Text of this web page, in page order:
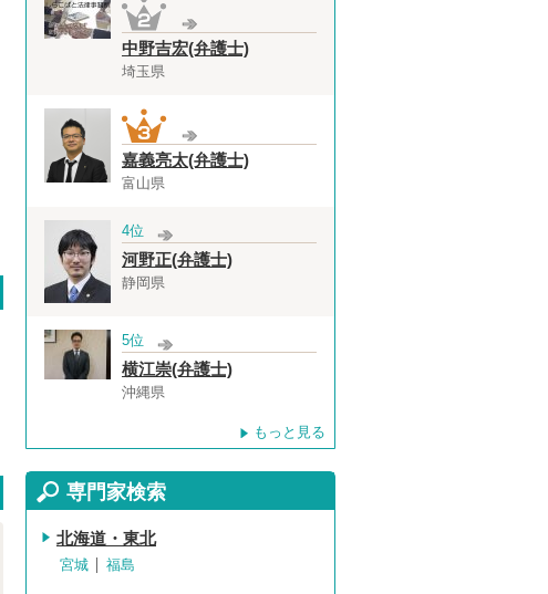
中野吉宏(弁護士)
埼玉県
嘉義亮太(弁護士)
富山県
4位
河野正(弁護士)
静岡県
5位
横江崇(弁護士)
沖縄県
もっと見る
専門家検索
北海道・東北
宮城 福島